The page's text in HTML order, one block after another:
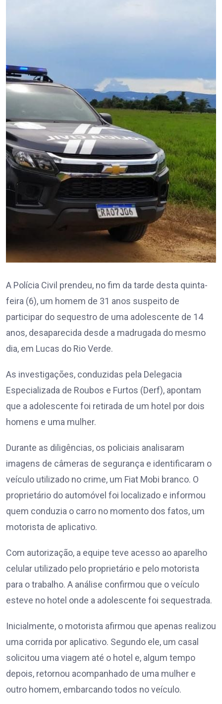
A Polícia Civil prendeu, no fim da tarde desta quinta-
feira (6), um homem de 31 anos suspeito de
participar do sequestro de uma adolescente de 14
anos, desaparecida desde a madrugada do mesmo
dia, em Lucas do Rio Verde.
As investigações, conduzidas pela Delegacia
Especializada de Roubos e Furtos (Derf), apontam
que a adolescente foi retirada de um hotel por dois
homens e uma mulher.
Durante as diligências, os policiais analisaram
imagens de câmeras de segurança e identificaram o
veículo utilizado no crime, um Fiat Mobi branco. O
proprietário do automóvel foi localizado e informou
quem conduzia o carro no momento dos fatos, um
motorista de aplicativo.
Com autorização, a equipe teve acesso ao aparelho
celular utilizado pelo proprietário e pelo motorista
para o trabalho. A análise confirmou que o veículo
esteve no hotel onde a adolescente foi sequestrada.
Inicialmente, o motorista afirmou que apenas realizou
uma corrida por aplicativo. Segundo ele, um casal
solicitou uma viagem até o hotel e, algum tempo
depois, retornou acompanhado de uma mulher e
outro homem, embarcando todos no veículo.